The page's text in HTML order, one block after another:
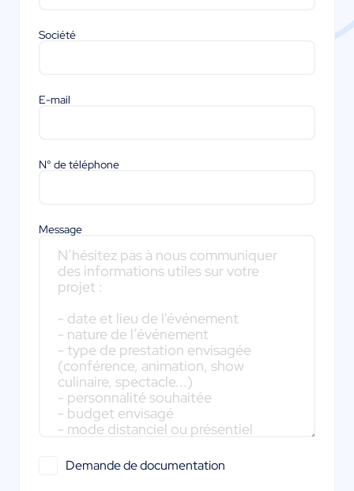
Société
E-mail
N° de téléphone
Message
Demande de documentation